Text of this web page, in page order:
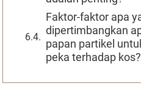
Faktor-faktor apa
dipertimbangkan
papan partikel
peka terhadap kos?